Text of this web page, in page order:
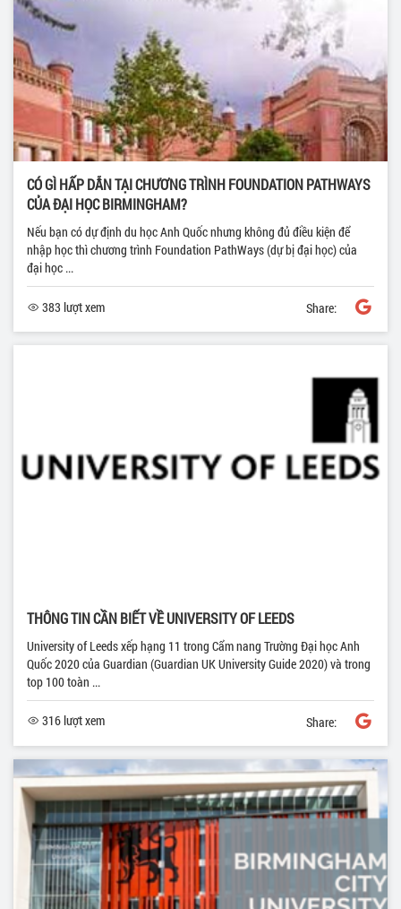
CÓ GÌ HẤP DẪN TẠI CHƯƠNG TRÌNH FOUNDATION PATHWAYS
CỦA ĐẠI HỌC BIRMINGHAM?
Nếu bạn có dự định du học Anh Quốc nhưng không đủ điều kiện để
nhập học thì chương trình Foundation PathWays (dự bị đại học) của
đại học ...
383 lượt xem Share:
THÔNG TIN CẦN BIẾT VỀ UNIVERSITY OF LEEDS
University of Leeds xếp hạng 11 trong Cẩm nang Trường Đại học Anh
Quốc 2020 của Guardian (Guardian UK University Guide 2020) và trong
top 100 toàn ...
316 lượt xem Share: